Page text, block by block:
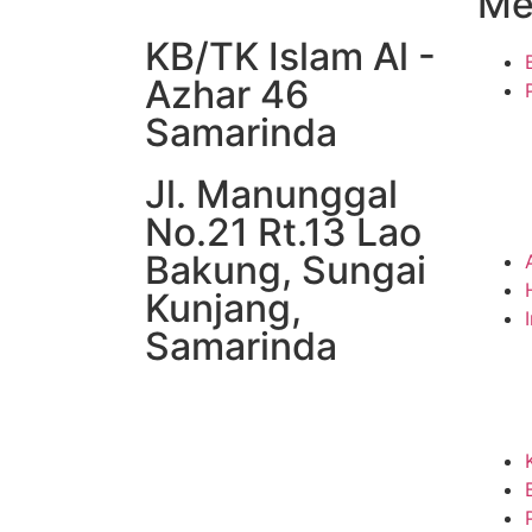
KB/TK Islam Al -
Azhar 46
Samarinda
Jl. Manunggal
No.21 Rt.13 Lao
Bakung, Sungai
Kunjang,
Samarinda